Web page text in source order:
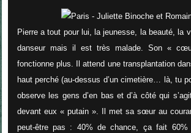
Pierre a tout pour lui, la jeunesse, la beauté, la
danseur mais il est très malade. Son «
fonctionne plus. Il attend une transplantation
haut perché (au-dessus d’un cimetière… là, tu
observe les gens d’en bas et d’à côté qui
devant eux « putain ». Il met sa sœur au
peut-être pas : 40% de chance, ça fait